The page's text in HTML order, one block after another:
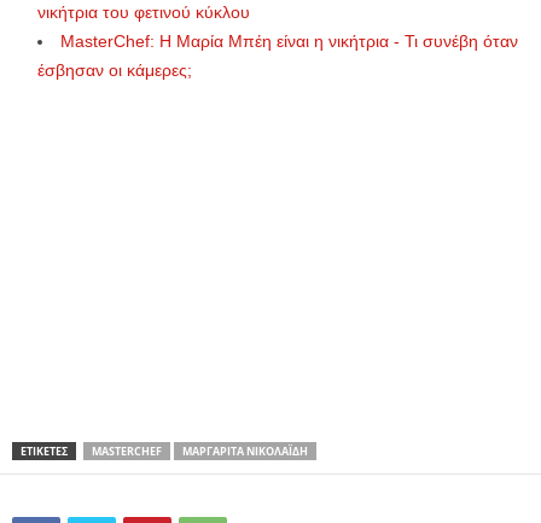
νικήτρια του φετινού κύκλου
MasterChef: Η Μαρία Μπέη είναι η νικήτρια - Τι συνέβη όταν
έσβησαν οι κάμερες;
ΕΤΙΚΕΤΕΣ MASTERCHEF ΜΑΡΓΑΡΊΤΑ ΝΙΚΟΛΑΪ́ΔΗ